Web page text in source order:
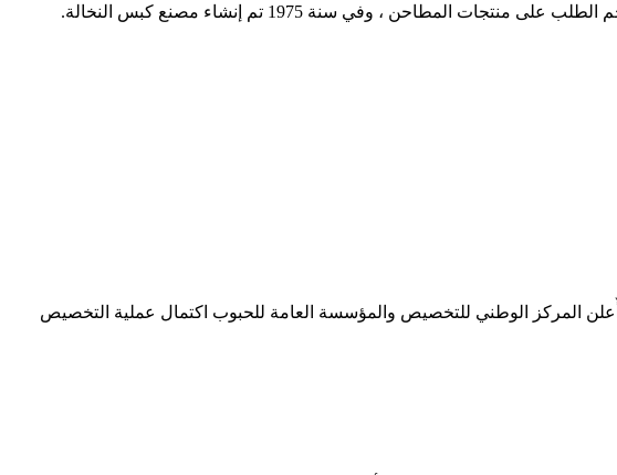
التاريخ. تأسست شركة المطاحن الثانية في عام 2017 وكان ذلك نتيجة لخصخصة المؤسسة العامة للحبوب، وفي عام 2021 أٌعلن المركز الوطني للتخصيص والمؤسسة العامة للحبوب اكتمال عملية التخصيص